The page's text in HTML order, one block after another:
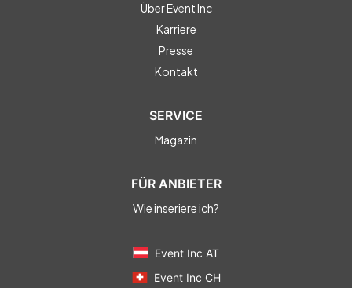
Über Event Inc
Karriere
Presse
Kontakt
SERVICE
Magazin
FÜR ANBIETER
Wie inseriere ich?
Event Inc AT
Event Inc CH